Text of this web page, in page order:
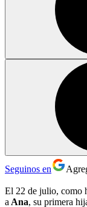
Seguinos en
El 22 de julio, como
a Ana, su primera